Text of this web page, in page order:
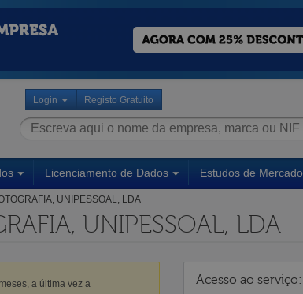
Login Registo Gratuito
Licenciamento de Dados Estudos de Mercado
UNIPESSOAL, LDA
UNIPESSOAL, LDA
a última vez a
Acesso ao serviço: